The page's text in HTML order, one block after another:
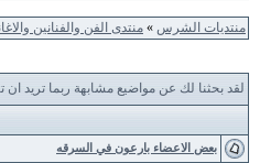
منتديات الشرس » منتدى الفن والفنانين
لقد بحثنا لك عن مواضيع مشابهة ربما تريد ان
بعض الاعضاء بارعون في السرقه